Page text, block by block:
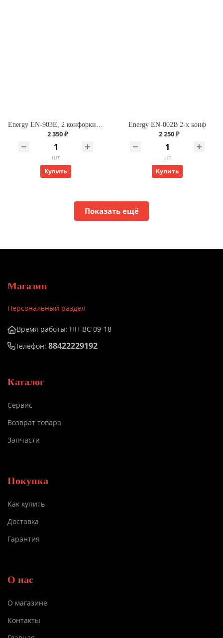
2 350 ₽
шт
Купить
Energy EN-002В 2-х конф
2 250 ₽
шт
Купить
Показать ещё
Магазин
Персональный раздел
Время работы: ПН-ВС 09-18
Телефон: 88422229192
Каталог
Сервис
Возврат товара
Запчасти
Покупка
Как купить
Доставка
Гарантия
О нас
О магазине
Контакты